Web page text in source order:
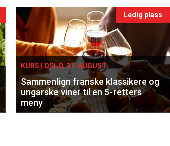
Ledig plass
KURS I OSLO, 27. AUGUST
Sammenlign franske klassikere og
ungarske viner til en 5-retters
meny